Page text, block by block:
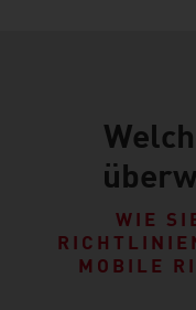
WIE
MOBILE